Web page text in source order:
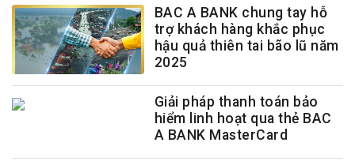
BAC A BANK chung tay hỗ
trợ khách hàng khắc phục
hậu quả thiên tai bão lũ năm
2025
Giải pháp thanh toán bảo
hiểm linh hoạt qua thẻ BAC
A BANK MasterCard